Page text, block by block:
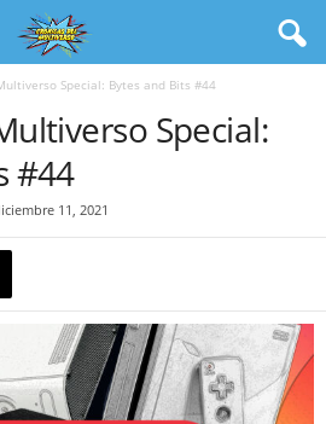
Special: Bytes and Bits #44
Special:
#44
11, 2021